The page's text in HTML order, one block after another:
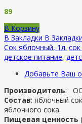
89
В Корзину
В Закладки В Закладки
Сок яблочный, 1л.
детское питание,
Добавьте Ваш
Производитель:
Состав: яблочный
яблочного сока.
Пищевая ценность